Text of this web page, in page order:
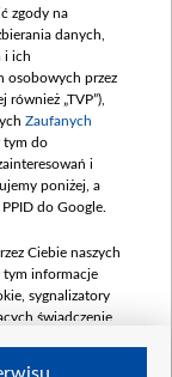
zgody na
danych,
i ich
osobowych przez
„TVP”),
Zaufanych
tym do
i
poniżej, a
do Google.
Ciebie naszych
tym informacje
sygnalizatory
świadczenie